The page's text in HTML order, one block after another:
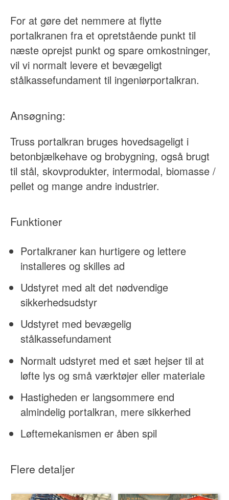
For at gøre det nemmere at flytte
portalkranen fra et opretstående punkt til
næste oprejst punkt og spare omkostninger,
vil vi normalt levere et bevægeligt
stålkassefundament til ingeniørportalkran.
Ansøgning:
Truss portalkran bruges hovedsageligt i
betonbjælkehave og brobygning, også brugt
til stål, skovprodukter, intermodal, biomasse /
pellet og mange andre industrier.
Funktioner
Portalkraner kan hurtigere og lettere
installeres og skilles ad
Udstyret med alt det nødvendige
sikkerhedsudstyr
Udstyret med bevægelig
stålkassefundament
Normalt udstyret med et sæt hejser til at
løfte lys og små værktøjer eller materiale
Hastigheden er langsommere end
almindelig portalkran, mere sikkerhed
Løftemekanismen er åben spil
Flere detaljer